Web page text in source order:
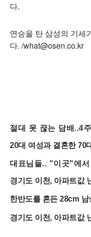
다.
연승을 탄 삼성의 기세
다. /what@osen.co.kr